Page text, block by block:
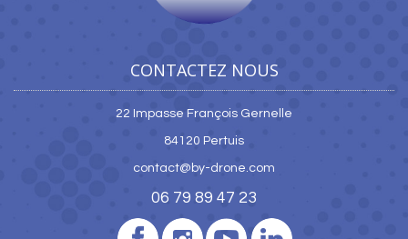
CONTACTEZ NOUS
22 Impasse François Gernelle
84120 Pertuis
contact@by-drone.com
06 79 89 47 23